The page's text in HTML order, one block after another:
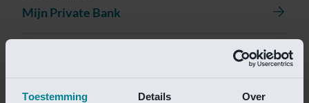
Toestemming Details Over
Mijn Private Bank